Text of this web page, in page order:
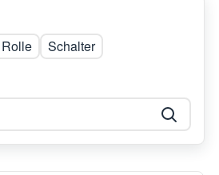
Rolle
Schalter